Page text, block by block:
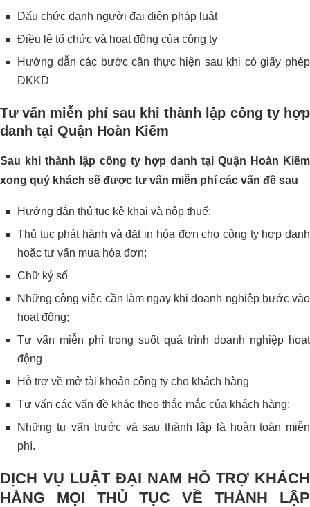
Dấu chức danh người đại diện pháp luật
Điều lệ tổ chức và hoạt động của công ty
Hướng dẫn các bước cần thực hiện sau khi có giấy phép
ĐKKD
Tư vấn miễn phí sau khi thành lập công ty hợp
danh tại Quận Hoàn Kiếm
Sau khi thành lập công ty hợp danh tại Quận Hoàn Kiếm
xong quý khách sẽ được tư vấn miễn phí các vấn đề sau
Hướng dẫn thủ tục kê khai và nộp thuế;
Thủ tục phát hành và đặt in hóa đơn cho công ty hợp danh
hoặc tư vấn mua hóa đơn;
Chữ ký số
Những công việc cần làm ngay khi doanh nghiệp bước vào
hoạt động;
Tư vấn miễn phí trong suốt quá trình doanh nghiệp hoạt
động
Hỗ trợ về mở tài khoản công ty cho khách hàng
Tư vấn các vấn đề khác theo thắc mắc của khách hàng;
Những tư vấn trước và sau thành lập là hoàn toàn miễn
phí.
DỊCH VỤ LUẬT ĐẠI NAM HỖ TRỢ KHÁCH
HÀNG MỌI THỦ TỤC VỀ THÀNH LẬP